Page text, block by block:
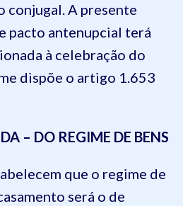
conjugal. A presente
pacto antenupcial terá
à celebração do
dispõe o artigo 1.653
– DO REGIME DE BENS
que o regime de
será o de